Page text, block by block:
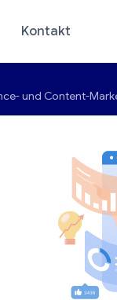
E-Commerce-
Kontakt
und Content-